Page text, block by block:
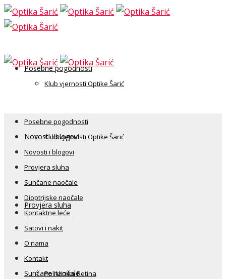
Posebne pogodnosti
Klub vjernosti Optike Šarić
Novosti i blogovi
Provjera sluha
Sunčane naočale
Posebne pogodnosti
Klub vjernosti Optike Šarić
Novosti i blogovi
Provjera sluha
Sunčane naočale
Dioptrijske naočale
Kontaktne leće
Satovi i nakit
O nama
Kontakt
Poliklinika Retina